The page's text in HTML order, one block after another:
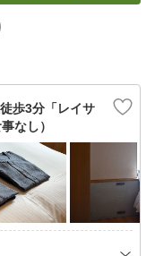
歩3分「レイサ
なし）